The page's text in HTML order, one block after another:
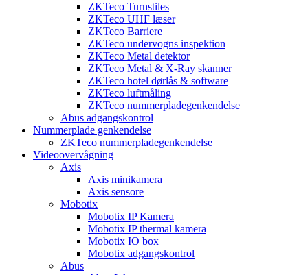
ZKTeco Turnstiles
ZKTeco UHF læser
ZKTeco Barriere
ZKTeco undervogns inspektion
ZKTeco Metal detektor
ZKTeco Metal & X-Ray skanner
ZKTeco hotel dørlås & software
ZKTeco luftmåling
ZKTeco nummerpladegenkendelse
Abus adgangskontrol
Nummerplade genkendelse
ZKTeco nummerpladegenkendelse
Videoovervågning
Axis
Axis minikamera
Axis sensore
Mobotix
Mobotix IP Kamera
Mobotix IP thermal kamera
Mobotix IO box
Mobotix adgangskontrol
Abus